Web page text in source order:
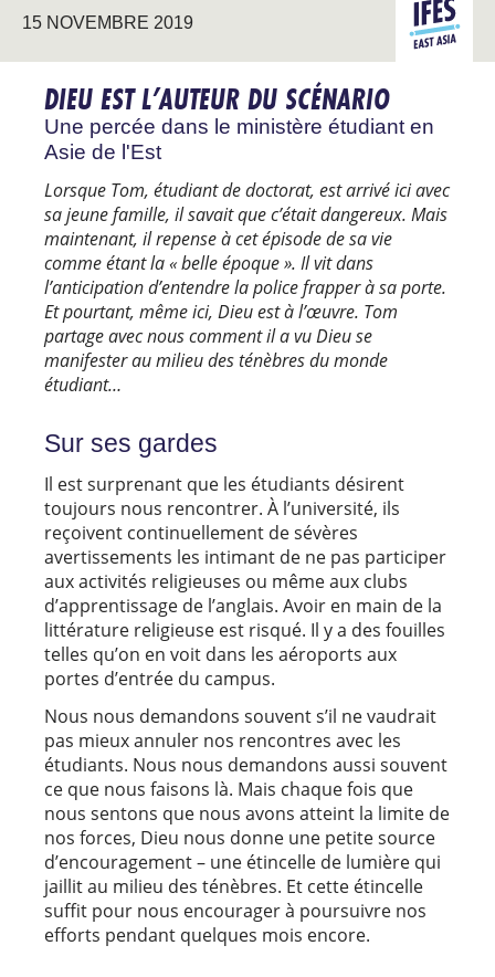
15 NOVEMBRE 2019
ASIE DE
L’EST
DIEU EST L’AUTEUR DU SCÉNARIO
Une percée dans le ministère étudiant en
Asie de l'Est
Lorsque Tom, étudiant de doctorat, est arrivé ici avec
sa jeune famille, il savait que c’était dangereux. Mais
maintenant, il repense à cet épisode de sa vie
comme étant la « belle époque ». Il vit dans
l’anticipation d’entendre la police frapper à sa porte.
Et pourtant, même ici, Dieu est à l’œuvre. Tom
partage avec nous comment il a vu Dieu se
manifester au milieu des ténèbres du monde
étudiant…
Sur ses gardes
Il est surprenant que les étudiants désirent
toujours nous rencontrer. À l’université, ils
reçoivent continuellement de sévères
avertissements les intimant de ne pas participer
aux activités religieuses ou même aux clubs
d’apprentissage de l’anglais. Avoir en main de la
littérature religieuse est risqué. Il y a des fouilles
telles qu’on en voit dans les aéroports aux
portes d’entrée du campus.
Nous nous demandons souvent s’il ne vaudrait
pas mieux annuler nos rencontres avec les
étudiants. Nous nous demandons aussi souvent
ce que nous faisons là. Mais chaque fois que
nous sentons que nous avons atteint la limite de
nos forces, Dieu nous donne une petite source
d’encouragement – une étincelle de lumière qui
jaillit au milieu des ténèbres. Et cette étincelle
suffit pour nous encourager à poursuivre nos
efforts pendant quelques mois encore.